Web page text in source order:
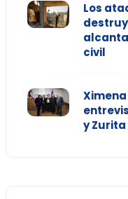
Los
civil
y